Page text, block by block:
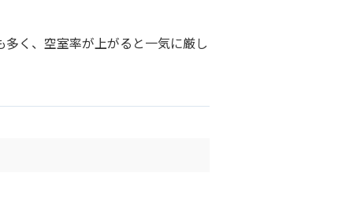
多く、空室率が上がると一気に厳し